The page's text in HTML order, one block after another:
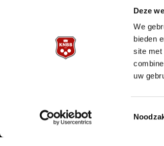
Deze
We
bieden
site met
uw
Koninklijke Nederlandse Biljart
Archimedesbaan 7